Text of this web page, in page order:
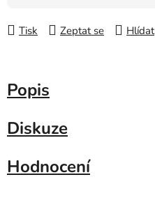
Tisk Zeptat se Hlídat
Popis
Diskuze
Hodnocení